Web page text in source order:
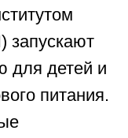
запускают
для детей и
питания.